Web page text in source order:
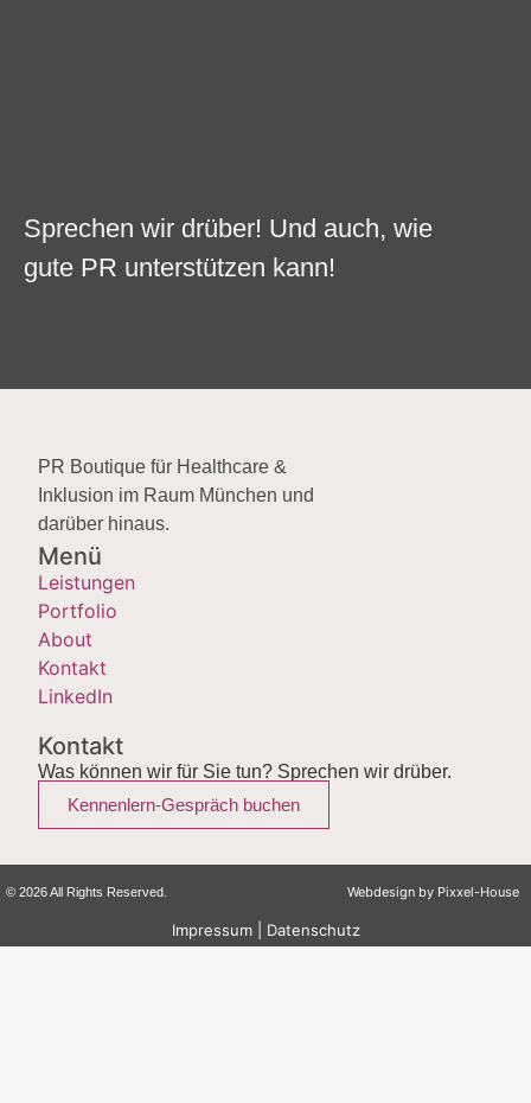
Sprechen wir drüber! Und auch, wie
gute PR unterstützen kann!
PR Boutique für Healthcare &
Inklusion im Raum München und
darüber hinaus.
Menü
Leistungen
Portfolio
About
Kontakt
LinkedIn
Kontakt
Was können wir für Sie tun? Sprechen wir drüber.
Kennenlern-Gespräch buchen
© 2026 All Rights Reserved.
Impressum| Datenschutz
Webdesign by Pixxel-House